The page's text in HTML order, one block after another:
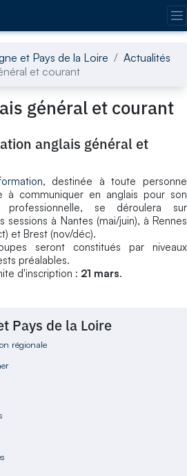
et Pays de la Loire
Actualités
et courant
général et courant
anglais général et
, destinée à toute personne
à communiquer en anglais pour son
professionnelle, se déroulera sur
sessions à Nantes (mai/juin), à Rennes
et Brest (nov/déc).
seront constitués par niveaux
préalables.
d'inscription : 21 mars.
Pays de la Loire
régionale